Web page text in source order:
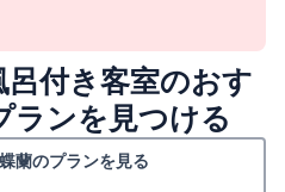
付き客室のおす
ランを見つける
のプランを見る